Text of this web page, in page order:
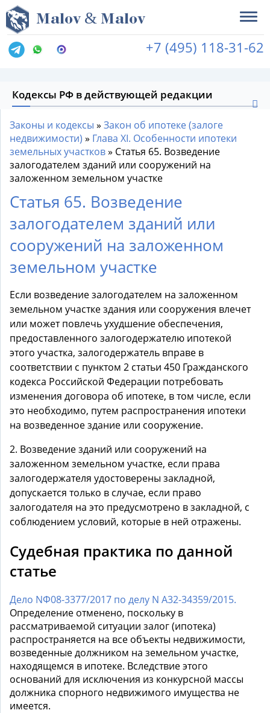
Malov & Malov
+7 (495) 118-31-62
Кодексы РФ в действующей редакции
Законы и кодексы » Закон об ипотеке (залоге
недвижимости) » Глава XI. Особенности ипотеки
земельных участков» Статья 65. Возведение
залогодателем зданий или сооружений на
заложенном земельном участке
Статья 65. Возведение
залогодателем зданий или
сооружений на заложенном
земельном участке
Если возведение залогодателем на заложенном
земельном участке здания или сооружения влечет
или может повлечь ухудшение обеспечения,
предоставленного залогодержателю ипотекой
этого участка, залогодержатель вправе в
соответствии с пунктом 2 статьи 450 Гражданского
кодекса Российской Федерации потребовать
изменения договора об ипотеке, в том числе, если
это необходимо, путем распространения ипотеки
на возведенное здание или сооружение.
2. Возведение зданий или сооружений на
заложенном земельном участке, если права
залогодержателя удостоверены закладной,
допускается только в случае, если право
залогодателя на это предусмотрено в закладной, с
соблюдением условий, которые в ней отражены.
Судебная практика по данной
статье
Дело NФ08-3377/2017 по делу N А32-34359/2015.
Определение отменено, поскольку в
рассматриваемой ситуации залог (ипотека)
распространяется на все объекты недвижимости,
возведенные должником на земельном участке,
находящемся в ипотеке. Вследствие этого
оснований для исключения из конкурсной массы
должника спорного недвижимого имущества не
имеется.